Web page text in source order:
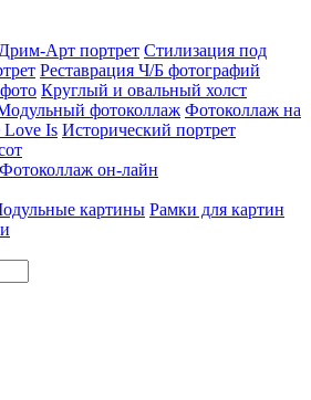
Дрим-Арт портрет Стилизация под
Реставрация Ч/Б фотографий
Круглый и овальный холст
фотоколлаж Фотоколлаж на
Love Is Исторический портрет
Фотоколлаж он-лайн
картины Рамки для картин